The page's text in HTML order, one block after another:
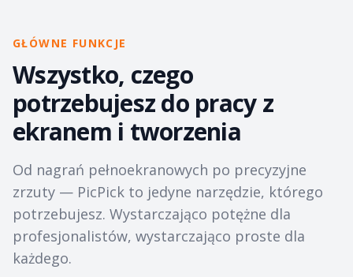
GŁÓWNE FUNKCJE
Wszystko, czego
potrzebujesz do pracy z
ekranem i tworzenia
Od nagrań pełnoekranowych po precyzyjne
zrzuty — PicPick to jedyne narzędzie, którego
potrzebujesz. Wystarczająco potężne dla
profesjonalistów, wystarczająco proste dla
każdego.